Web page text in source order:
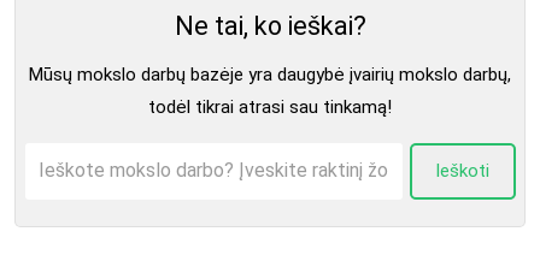
Ne tai, ko ieškai?
Mūsų mokslo darbų bazėje yra daugybė įvairių mokslo darbų,
todėl tikrai atrasi sau tinkamą!
Ieškoti